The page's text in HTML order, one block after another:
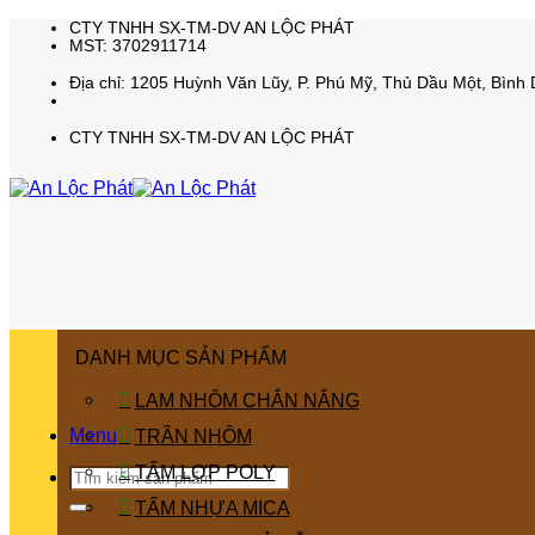
CTY TNHH SX-TM-DV AN LỘC PHÁT
MST: 3702911714
Địa chỉ: 1205 Huỳnh Văn Lũy, P. Phú Mỹ, Thủ Dầu Một, Bình
CTY TNHH SX-TM-DV AN LỘC PHÁT
Menu
Tìm
kiếm:
DANH MỤC SẢN PHẨM
LAM NHÔM CHẮN NẮNG
TRẦN NHÔM
TẤM LỢP POLY
TẤM NHỰA MICA